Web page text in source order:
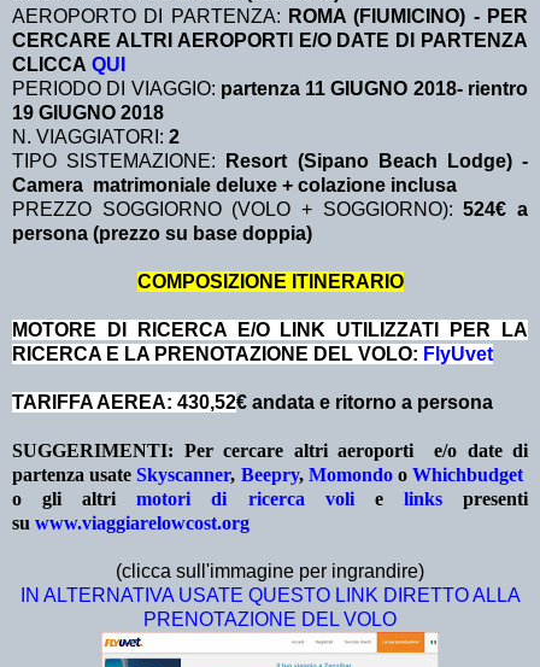
AEROPORTO DI PARTENZA: ROMA (FIUMICINO) - PER
CERCARE ALTRI AEROPORTI E/O DATE DI PARTENZA
CLICCA QUI
PERIODO DI VIAGGIO: partenza 11 GIUGNO 2018- rientro
19 GIUGNO 2018
N. VIAGGIATORI: 2
TIPO SISTEMAZIONE:
Resort (Sipano Beach Lodge) -
Camera matrimoniale deluxe + colazione inclusa
PREZZO SOGGIORNO (VOLO + SOGGIORNO):524€ a
persona (prezzo su base doppia)
COMPOSIZIONE ITINERARIO
MOTORE DI RICERCA E/O LINK UTILIZZATI PER LA
RICERCA E LA PRENOTAZIONE DEL VOLO: FlyUvet
TARIFFA AEREA: 430,52€ andata e ritorno a persona
SUGGERIMENTI: Per cercare altri aeroporti e/o date di
partenza usateSkyscanner, Beepry, MomondooWhichbudget
o gli altrimotori di ricerca volie linkspresenti
su www.viaggiarelowcost.org
(clicca sull'immagine per ingrandire)
IN ALTERNATIVA USATE QUESTO LINK DIRETTO ALLA
PRENOTAZIONE DEL VOLO